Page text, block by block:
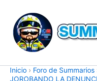
contenido
Inicio › Foro de Summarios
JOROBANDO LA